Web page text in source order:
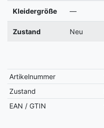
Kleidergröße —
Zustand Neu
Artikelnummer
Zustand
EAN / GTIN